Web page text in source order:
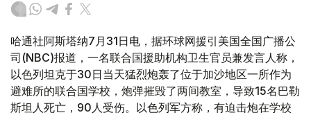
哈通社阿斯塔纳7月31日电，据环球网援引美国全国广播公
司(NBC)报道，一名联合国援助机构卫生官员兼发言人称，
以色列坦克于30日当天猛烈炮轰了位于加沙地区一所作为
避难所的联合国学校，炮弹摧毁了两间教室，导致15名巴勒
斯坦人死亡，90人受伤。以色列军方称，有迫击炮在学校